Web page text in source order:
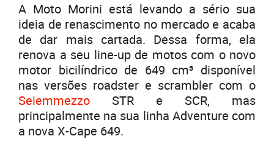
A Moto Morini está levando a sério sua
ideia de renascimento no mercado e acaba
de dar mais cartada. Dessa forma, ela
renova a seu line-up de motos com o novo
motor bicilíndrico de 649 cm³ disponível
nas versões roadster e scrambler com o
Seiemmezzo STR e SCR, mas
principalmente na sua linha Adventure com
a nova X-Cape 649.